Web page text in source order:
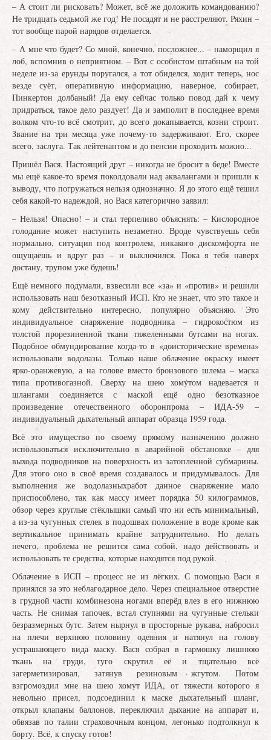
– А стоит ли рисковать? Может, всё же доложить командованию?
Не тридцать седьмой же год! Не посадят и не расстреляют. Ряхин –
тот вообще парой нарядов отделается.
– А мне что будет? Со мной, конечно, посложнее... – наморщил я
лоб, вспомнив о неприятном. – Вот с особистом штабным на той
неделе из-за ерунды поругался, а тот обиделся, ходит теперь, нос
везде суёт, оперативную информацию, наверное, собирает,
Пинкертон долбаный! Да ему сейчас только повод дай к чему
придраться, такое дело раздует! Да и замполит в последнее время
волком что-то всё смотрит, до всего докапывается, козни строит.
Звание на три месяца уже почему-то задерживают. Его, скорее
всего, заслуга. Так лейтенантом и до пенсии проходить можно...
Пришёл Вася. Настоящий друг – никогда не бросит в беде! Вместе
мы ещё какое-то время поколдовали над аквалангами и пришли к
выводу, что погружаться нельзя однозначно. Я до этого ещё тешил
себя какой-то надеждой, но Вася категорично заявил:
– Нельзя! Опасно! – и стал терпеливо объяснять: – Кислородное
голодание может наступить незаметно. Вроде чувствуешь себя
нормально, ситуация под контролем, никакого дискомфорта не
ощущаешь и вдруг раз – и выключился. Пока я тебя наверх
достану, трупом уже будешь!
Ещё немного подумали, взвесили все «за» и «против» и решили
использовать наш безотказный ИСП. Кто не знает, что это такое и
кому действительно интересно, популярно объясняю. Это
индивидуальное снаряжение подводника – гидрокостюм из
толстой прорезиненной ткани тяжеленными бутсами на ногах.
Подобное обмундирование когда-то в «доисторические времена»
использовали водолазы. Только наше облачение окраску имеет
ярко-оранжевую, а на голове вместо бронзового шлема – маска
типа противогазной. Сверху на шею хомутом надевается и
шлангами соединяется с маской ещё одно безотказное
произведение отечественного оборонпрома – ИДА‐59 –
индивидуальный дыхательный аппарат образца 1959 года.
Всё это имущество по своему прямому назначению должно
использоваться исключительно в аварийной обстановке – для
выхода подводников на поверхность из затопленной субмарины.
Для этого оно в своё время создавалось и придумывалось. Для
выполнения же водолазныхработ данное снаряжение мало
приспособлено, так как массу имеет порядка 50 килограммов,
обзор через круглые стёклышки самый что ни есть минимальный,
а из-за чугунных стелек в подошвах положение в воде кроме как
вертикальное принимать крайне затруднительно. Но делать
нечего, проблема не решится сама собой, надо действовать и
использовать те средства, которые находятся под рукой.
Облачение в ИСП – процесс не из лёгких. С помощью Васи я
принялся за это неблагодарное дело. Через специальное отверстие
в грудной части комбинезона ногами вперёд влез в его нижнюю
часть. Не снимая тапочек, встал ступнями на чугунные стельки
безразмерных бутс. Затем нырнул в просторные рукава, набросил
на плечи верхнюю половину одеяния и натянул на голову
устрашающего вида маску. Вася собрал в гармошку лишнюю
ткань на груди, туго скрутил её и тщательно всё
загерметизировал, затянув резиновым жгутом. Потом
взгромоздил мне на шею хомут ИДА, от тяжести которого я
невольно присел, подсоединил к маске дыхательный шланг,
открыл клапаны баллонов, переключил дыхание на аппарат и,
обвязав по талии страховочным концом, легонько подтолкнул к
борту. Всё, к спуску готов!